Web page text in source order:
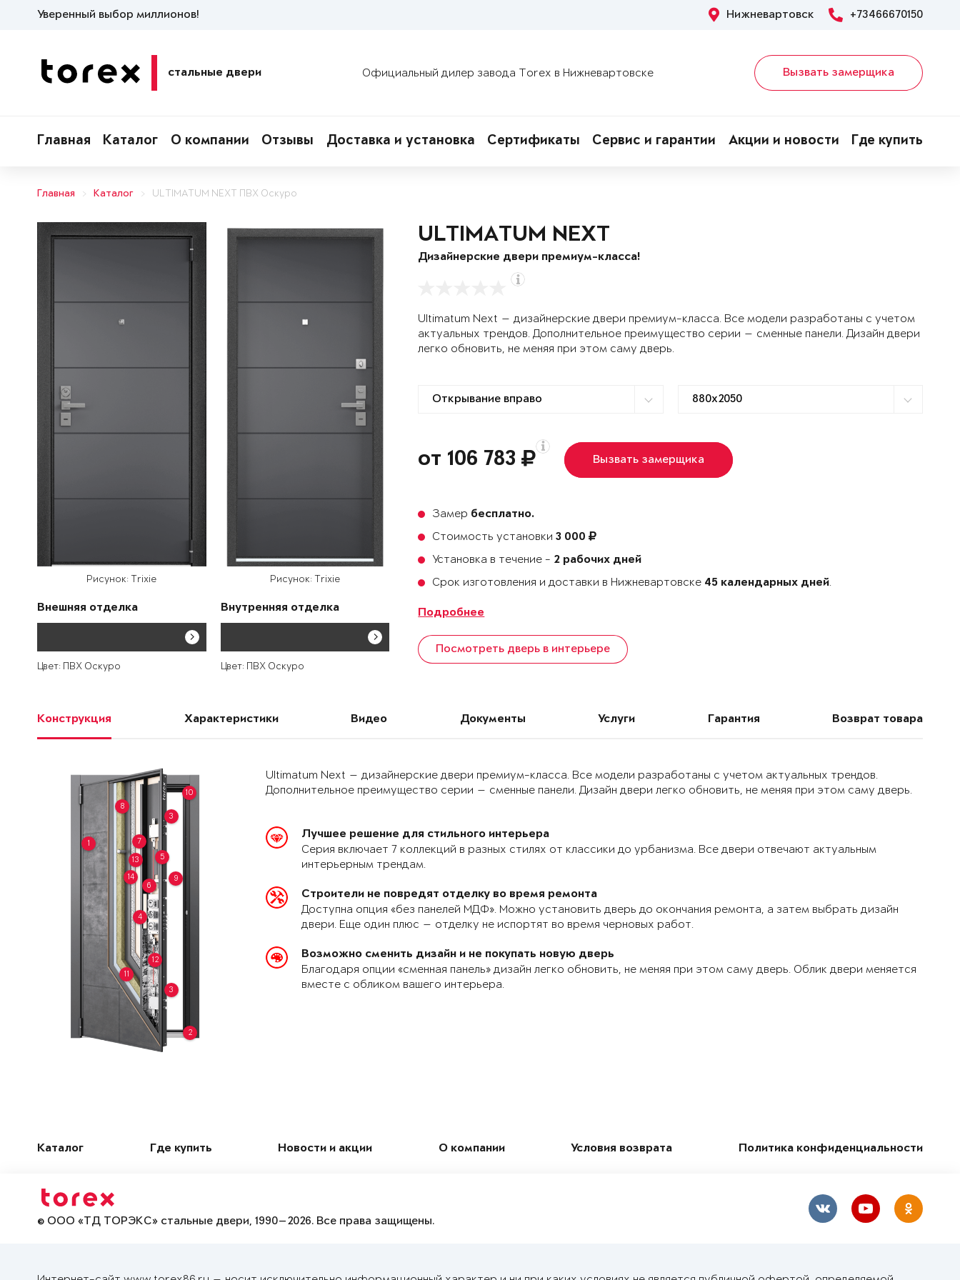
Уверенный выбор миллионов! Нижневартовск +73466670150
стальные двери Официальный дилер завода Torex в Нижневартовске Вызвать замерщика
Главная Каталог О компании Отзывы Доставка и установка Сертификаты Сервис и гарантии Акции и новости Где купить
Главная Каталог ULTIMATUM NEXT ПВХ Оскуро
Рисунок: Trixie
Внешняя отделка
Цвет: ПВХ Оскуро
Рисунок: Trixie
Внутренняя отделка
Цвет: ПВХ Оскуро
ULTIMATUM NEXT
Дизайнерские двери премиум-класса!
Ultimatum Next — дизайнерские двери премиум-класса. Все модели разработаны с учетом
актуальных трендов. Дополнительное преимущество серии — сменные панели. Дизайн двери
легко обновить, не меняя при этом саму дверь.
от 106 783 Вызвать замерщика
Замер бесплатно.
Стоимость установки3 000
Установка в течение - 2 рабочих дней
Срок изготовления и доставки в Нижневартовске 45 календарных дней.
Подробнее
Посмотреть дверь в интерьере
Конструкция Характеристики Видео Документы Услуги Гарантия Возврат товара
1
2
3
3
4
5
6
7
8
9
10
11
12
13
14
Ultimatum Next — дизайнерские двери премиум-класса. Все модели разработаны с учетом актуальных трендов.
Дополнительное преимущество серии — сменные панели. Дизайн двери легко обновить, не меняя при этом саму дверь.
Лучшее решение для стильного интерьера
Серия включает 7 коллекций в разных стилях от классики до урбанизма. Все двери отвечают актуальным
интерьерным трендам.
Строители не повредят отделку во время ремонта
Доступна опция «без панелей МДФ». Можно установить дверь до окончания ремонта, а затем выбрать дизайн
двери. Еще один плюс — отделку не испортят во время черновых работ.
Возможно сменить дизайн и не покупать новую дверь
Благодаря опции «сменная панель» дизайн легко обновить, не меняя при этом саму дверь. Облик двери меняется
вместе с обликом вашего интерьера.
Каталог Где купить Новости и акции О компании Условия возврата Политика конфиденциальности
© ООО «ТД ТОРЭКС» стальные двери, 1990—2026. Все права защищены.